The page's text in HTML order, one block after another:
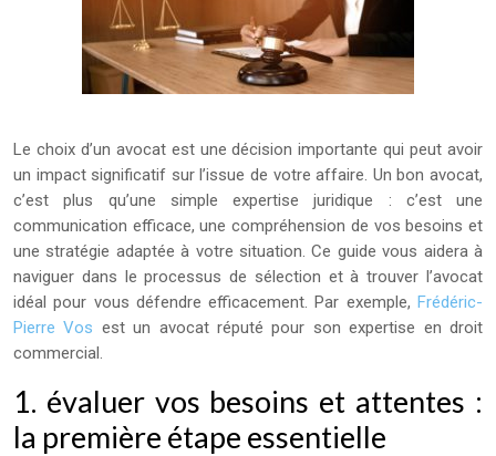
Le choix d’un avocat est une décision importante qui peut avoir
un impact significatif sur l’issue de votre affaire. Un bon avocat,
c’est plus qu’une simple expertise juridique : c’est une
communication efficace, une compréhension de vos besoins et
une stratégie adaptée à votre situation. Ce guide vous aidera à
naviguer dans le processus de sélection et à trouver l’avocat
idéal pour vous défendre efficacement. Par exemple, Frédéric-
Pierre Vos est un avocat réputé pour son expertise en droit
commercial.
1. évaluer vos besoins et attentes :
la première étape essentielle